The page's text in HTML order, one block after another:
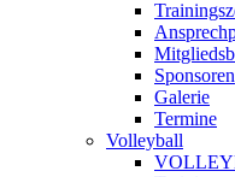
Sponsoren
Galerie
Termine
Volleyball